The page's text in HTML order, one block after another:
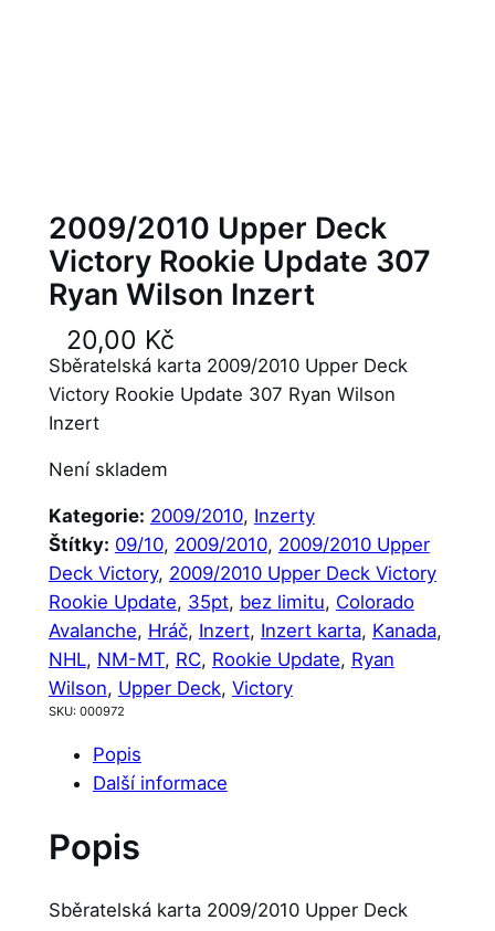
2009/2010 Upper Deck
Victory Rookie Update 307
Ryan Wilson Inzert
20,00 Kč
Sběratelská karta 2009/2010 Upper Deck
Victory Rookie Update 307 Ryan Wilson
Inzert
Není skladem
Kategorie: 2009/2010, Inzerty
Štítky: 09/10, 2009/2010, 2009/2010 Upper
Deck Victory, 2009/2010 Upper Deck Victory
Rookie Update, 35pt, bez limitu, Colorado
Avalanche, Hráč, Inzert, Inzert karta, Kanada
NHL, NM-MT, RC, Rookie Update, Ryan
Wilson, Upper Deck, Victory
SKU: 000972
Popis
Další informace
Popis
Sběratelská karta 2009/2010 Upper Deck